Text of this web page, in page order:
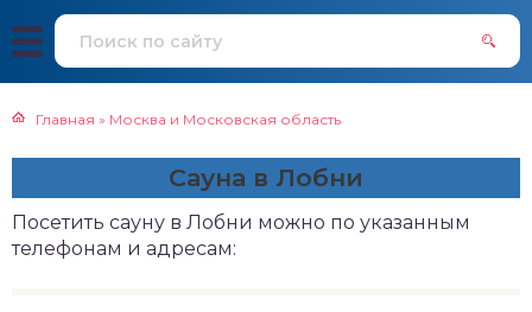
Главная » Москва и Московская область
Сауна в Лобни
Посетить сауну в Лобни можно по указанным
телефонам и адресам: